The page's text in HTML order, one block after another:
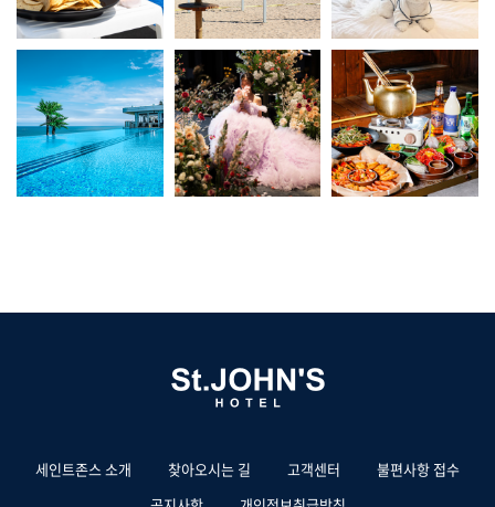
세인트존스 소개 찾아오시는 길 고객센터
불편사항 접수